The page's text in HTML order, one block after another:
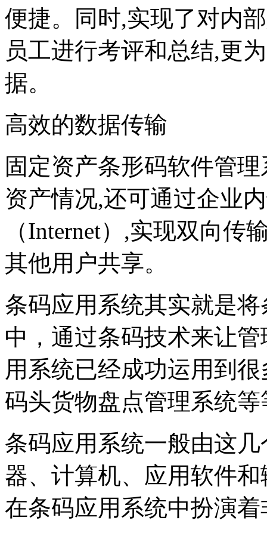
便捷。同时,实现了对内
员工进行考评和总结,更
据。
高效的数据传输
固定资产条形码软件管
资产情况,还可通过企业
（Internet）,实现双向
其他用户共享。
条码应用系统其实就是
中，通过条码技术来让
用系统已经成功运用到
码头货物盘点管理系统等
条码应用系统一般由这
器、计算机、应用软件
在条码应用系统中扮演